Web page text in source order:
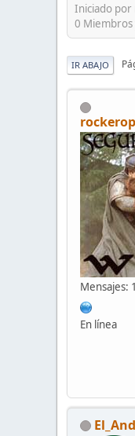
Iniciado por
0 Miembros
IR ABAJO
Mensajes:
En línea